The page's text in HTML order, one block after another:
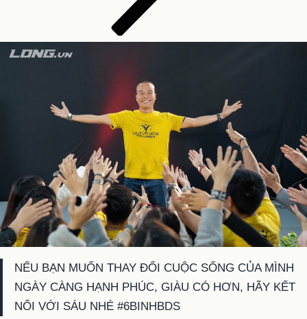
NẾU BẠN MUỐN THAY ĐỔI CUỘC SỐNG CỦA MÌNH
NGÀY CÀNG HẠNH PHÚC, GIÀU CÓ HƠN, HÃY KẾT
NỐI VỚI SÁU NHÉ #6BINHBDS